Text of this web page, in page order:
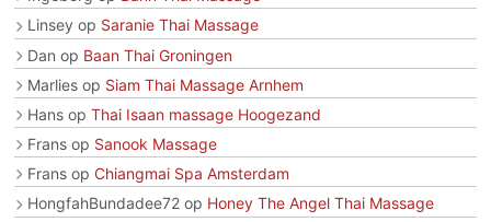
Linsey op Saranie Thai Massage
Dan op Baan Thai Groningen
Marlies op Siam Thai Massage Arnhem
Hans op Thai Isaan massage Hoogezand
Frans op Sanook Massage
Frans op Chiangmai Spa Amsterdam
HongfahBundadee72 op Honey The Angel Thai Massage